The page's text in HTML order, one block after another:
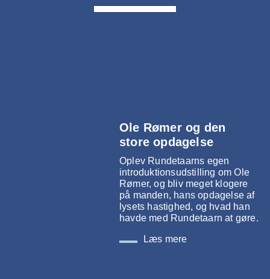
Ole Rømer og den
store opdagelse
Oplev Rundetaarns egen
introduktionsudstilling om Ole
Rømer, og bliv meget klogere
på manden, hans opdagelse af
lysets hastighed, og hvad han
havde med Rundetaarn at gøre.
Læs mere